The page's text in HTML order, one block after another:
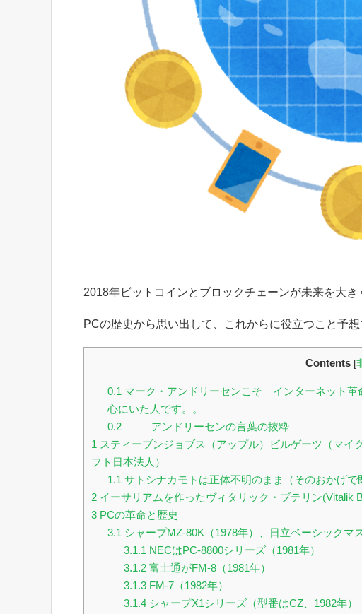
2018年ビットコインとブロックチェーンが未来を大
PCの歴史から思い出して、これからに役立つこと予想
Contents [
0.1 マーク・アンドリーセンこそ インターネット革
心にいた人です。。
0.2——–アンドリーセンの言葉の抜粋
1 スティーブンジョブス（アップル）ビルゲーツ（マ
フト日本法人）
1.1 サトシナカモトは正体不明のまま（そのおかげ
2 イーサリアムを作ったヴィタリック・ブテリン(Vitalik
3 PCの革命と歴史
3.1 シャープMZ-80K（1978年）、日立ベーシックマ
3.1.1 NECはPC-8800シリーズ（1981年）
3.1.2富士通がFM-8（1981年）
3.1.3FM-7（1982年）
3.1.4シャープX1シリーズ（型番はCZ、1982年）